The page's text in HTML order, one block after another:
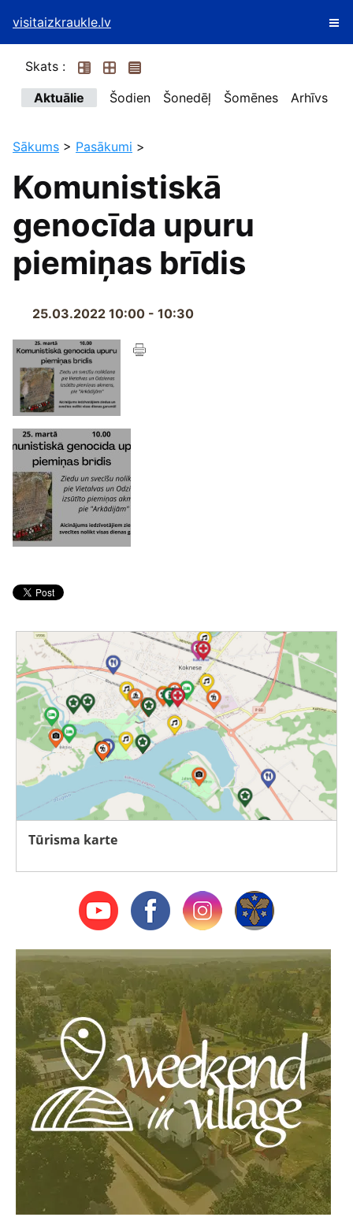
visitaizkraukle.lv
Skats :
Aktuālie
Šodien Šonedēļ Šomēnes Arhīvs
Sākums > Pasākumi >
Komunistiskā
genocīda upuru
piemiņas brīdis
25.03.2022 10:00 - 10:30
Tūrisma karte